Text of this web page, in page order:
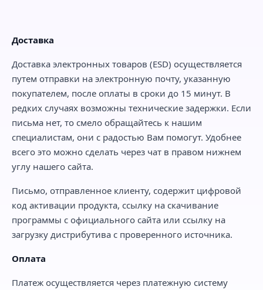
Доставка
Доставка электронных товаров (ESD) осуществляется
путем отправки на электронную почту, указанную
покупателем, после оплаты в сроки до 15 минут. В
редких случаях возможны технические задержки. Если
письма нет, то смело обращайтесь к нашим
специалистам, они с радостью Вам помогут. Удобнее
всего это можно сделать через чат в правом нижнем
углу нашего сайта.
Письмо, отправленное клиенту, содержит цифровой
код активации продукта, ссылку на скачивание
программы с официального сайта или ссылку на
загрузку дистрибутива с проверенного источника.
Оплата
Платеж осуществляется через платежную систему